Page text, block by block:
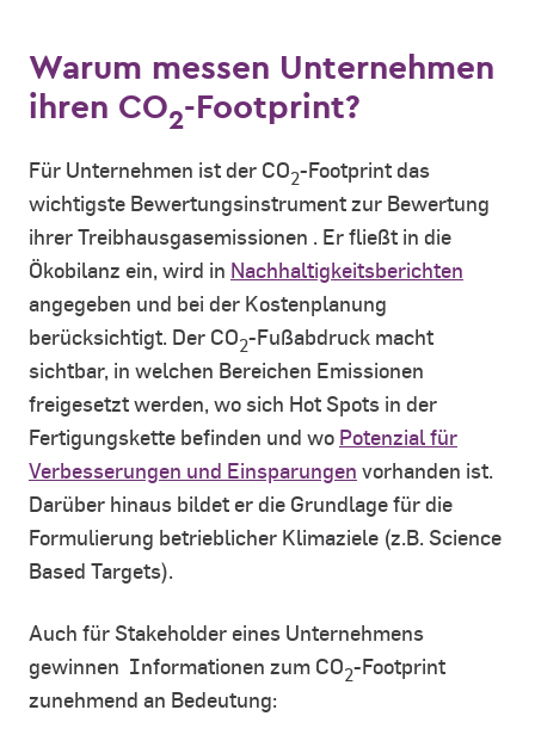
Warum messen Unternehmen
ihren CO2-Footprint?
Für Unternehmen ist der CO2-Footprint das
wichtigste Bewertungsinstrument zur Bewertung
ihrer Treibhausgasemissionen . Er fließt in die
Ökobilanz ein, wird in Nachhaltigkeitsberichten
angegeben und bei der Kostenplanung
berücksichtigt. Der CO2-Fußabdruck macht
sichtbar, in welchen Bereichen Emissionen
freigesetzt werden, wo sich Hot Spots in der
Fertigungskette befinden und wo Potenzial für
Verbesserungen und Einsparungen vorhanden ist.
Darüber hinaus bildet er die Grundlage für die
Formulierung betrieblicher Klimaziele (z.B. Science
Based Targets).
Auch für Stakeholder eines Unternehmens
gewinnen Informationen zum CO2-Footprint
zunehmend an Bedeutung: